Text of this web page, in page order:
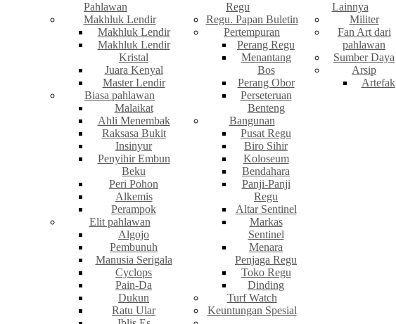
Pahlawan
Makhluk Lendir
Makhluk Lendir
Makhluk Lendir
Kristal
Juara Kenyal
Master Lendir
Biasa pahlawan
Malaikat
Ahli Menembak
Raksasa Bukit
Insinyur
Penyihir Embun
Beku
Peri Pohon
Alkemis
Perampok
Elit pahlawan
Algojo
Pembunuh
Manusia Serigala
Cyclops
Pain-Da
Dukun
Ratu Ular
Regu
Regu. Papan Buletin
Pertempuran
Perang Regu
Menantang
Bos
Perang Obor
Perseteruan
Benteng
Bangunan
Pusat Regu
Biro Sihir
Koloseum
Bendahara
Panji-Panji
Regu
Altar Sentinel
Markas
Sentinel
Menara
Penjaga Regu
Toko Regu
Dinding
Turf Watch
Keuntungan Spesial
Lainnya
Militer
Fan Art dari
pahlawan
Sumber Daya
Arsip
Artefak